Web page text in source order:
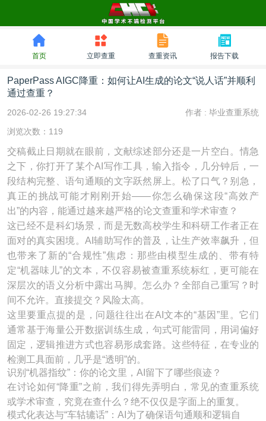
首页 立即查重 查重资讯 报告下载
PaperPass AIGC降重：如何让AI生成的论文“说人话”并顺利
通过查重？
2026-02-26 19:27:34 作者 : 毕业查重系统
浏览次数：119
交稿截止日期就在眼前，文献综述部分还是一片空白。情急
之下，你打开了某个AI写作工具，输入指令，几分钟后，一
段结构完整、语句通顺的文字跃然屏上。松了口气？别急，
真正的挑战可能才刚刚开始——你怎么确保这段“高效产
出”的内容，能通过越来越严格的论文查重和学术审查？
这已经不是科幻场景，而是无数高校学生和科研工作者正在
面对的真实困境。AI辅助写作的普及，让生产效率飙升，但
也带来了新的“合规性”焦虑：那些由模型生成的、带有特
定“机器味儿”的文本，不仅容易被查重系统标红，更可能在
深层次的语义分析中露出马脚。怎么办？全部自己重写？时
间不允许。直接提交？风险太高。
这里要重点提的是，问题往往出在AI文本的“基因”里。它们
通常基于海量公开数据训练生成，句式可能雷同，用词偏好
固定，逻辑推进方式也容易形成套路。这些特征，在专业的
检测工具面前，几乎是“透明”的。
识别“机器指纹”：你的论文里，AI留下了哪些痕迹？
在讨论如何“降重”之前，我们得先弄明白，常见的查重系统
或学术审查，究竟在查什么？绝不仅仅是字面上的重复。
模式化表达与“车轱辘话”：AI为了确保语句通顺和逻辑自